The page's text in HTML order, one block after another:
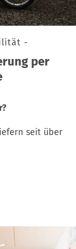
-
per
seit über